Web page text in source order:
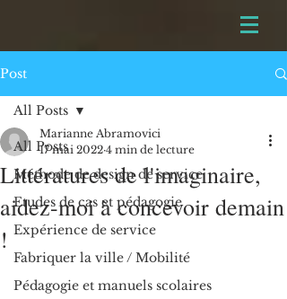
Post
All Posts
Méthode de design de service
Etudes de cas et pédagogie
Expérience de service
Fabriquer la ville / Mobilité
Pédagogie et manuels scolaires
All Posts
Littératures de l'imaginaire,
aidez-moi à concevoir demain
!
Marianne Abramovici
17 mai 2022 4 min de lecture